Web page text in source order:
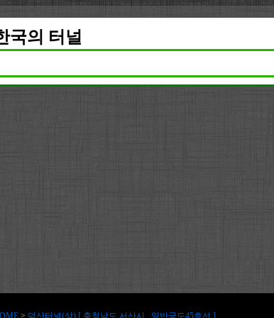
국의 터널
> 덕산터널(상) [ 충청남도 서산시 , 일반국도45호선 ]